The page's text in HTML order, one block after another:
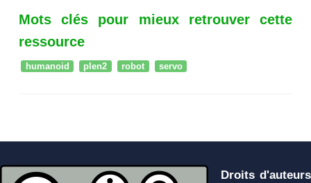
Mots clés pour mieux retrouver cette
ressource
humanoid plen2 robot servo
Droits d'auteurs